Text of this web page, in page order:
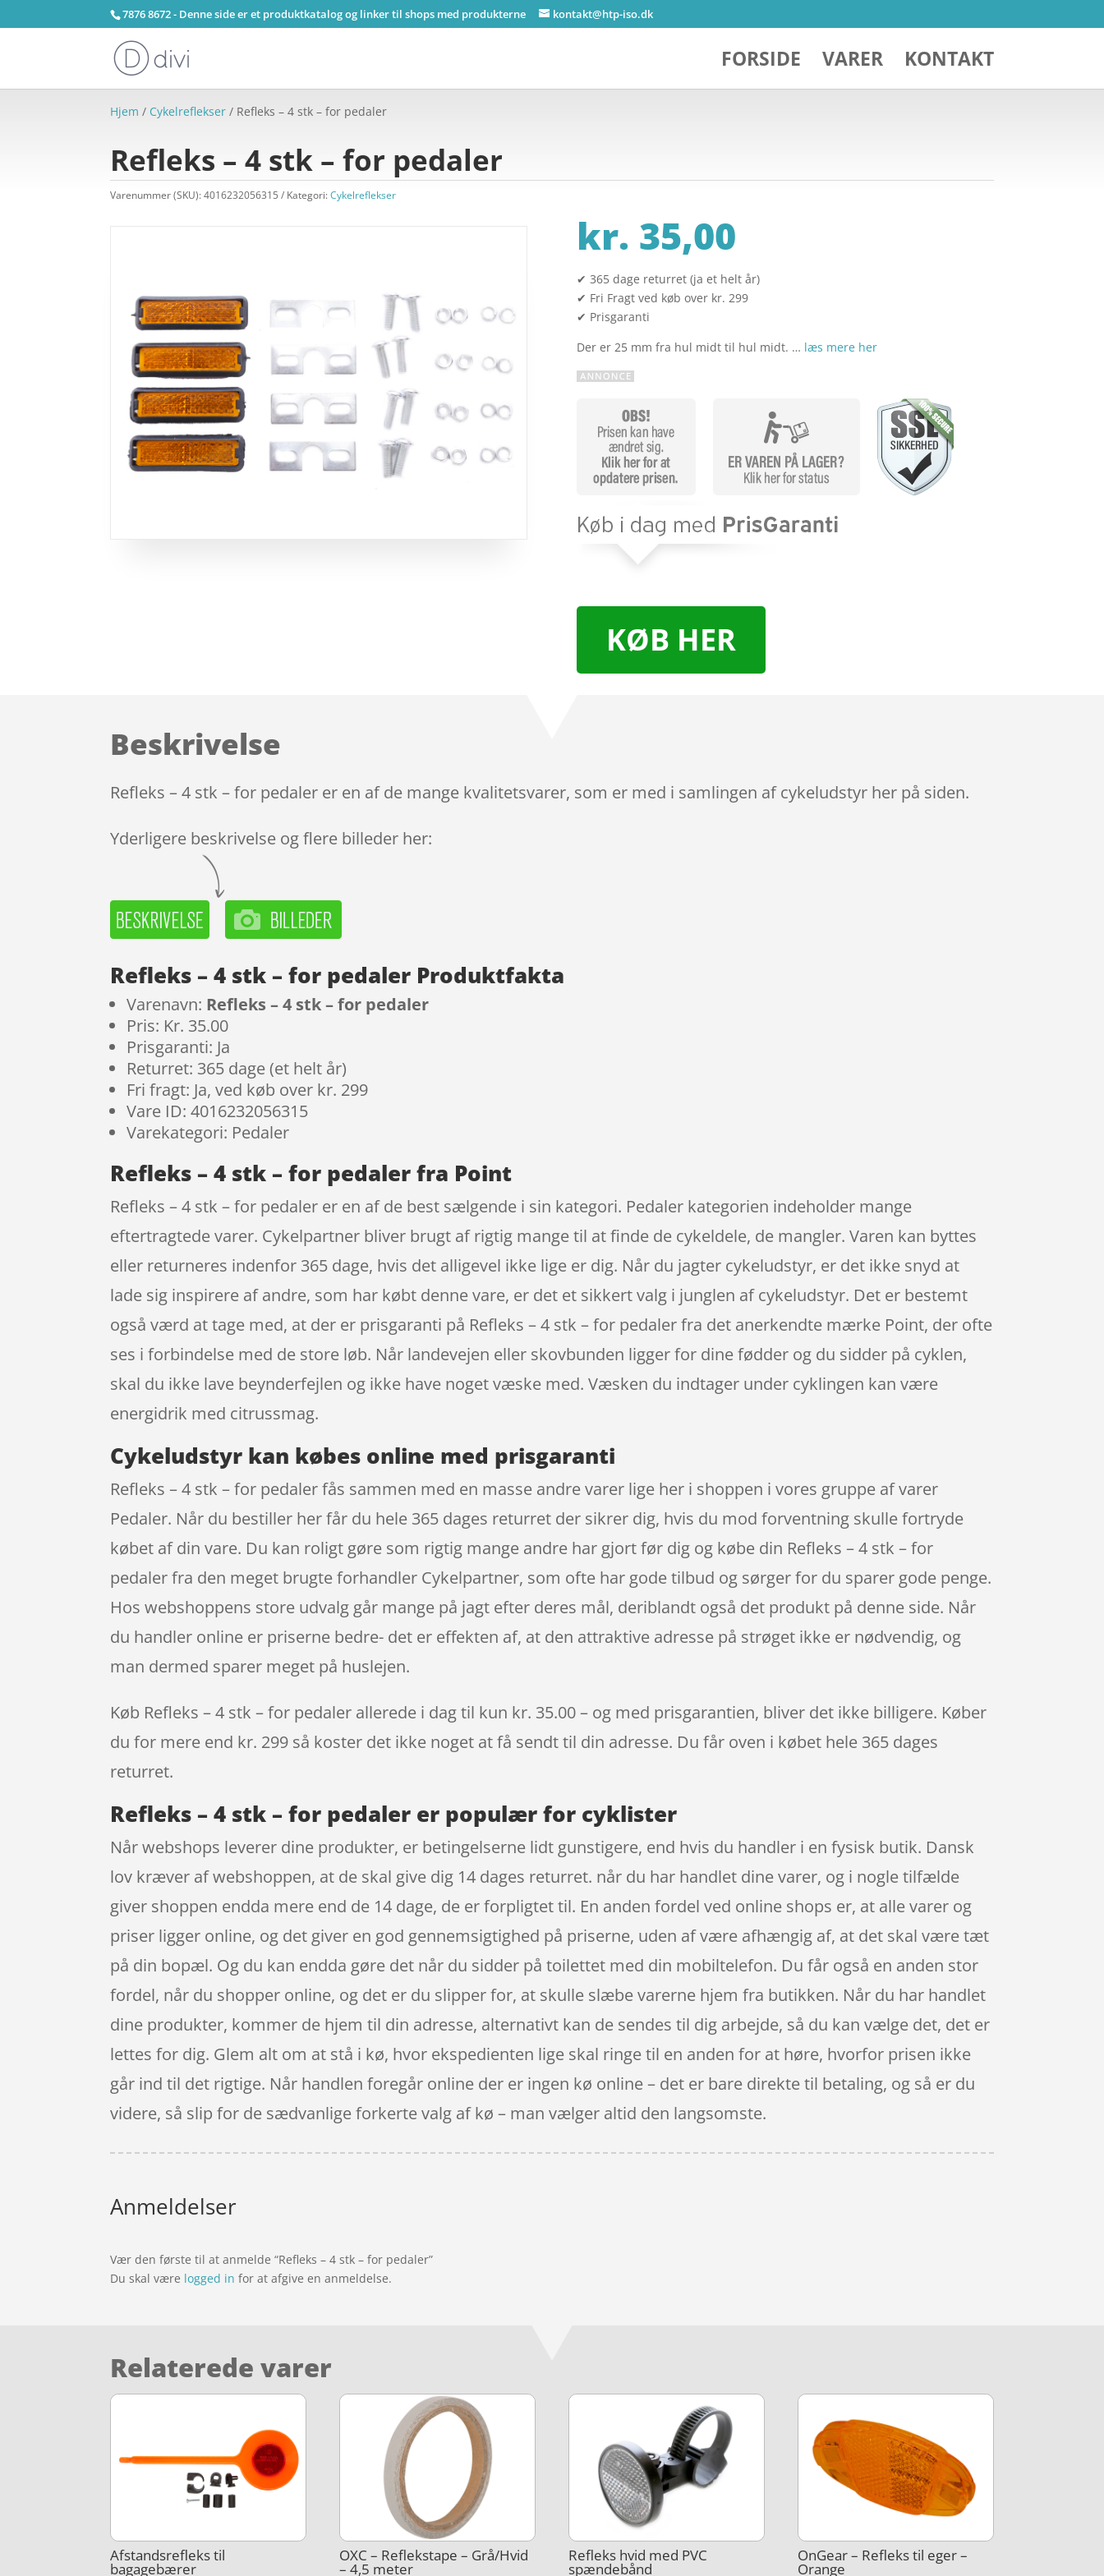
7876 8672 - Denne side er et produktkatalog og linker til shops med produkterne kontakt@htp-iso.dk
FORSIDE VARER KONTAKT
Hjem / Cykelreflekser / Refleks – 4 stk – for pedaler
Refleks – 4 stk – for pedaler
Varenummer (SKU):4016232056315 Kategori:Cykelreflekser
kr. 35,00
✔ 365 dage returret (ja et helt år)
✔ Fri Fragt ved køb over kr. 299
✔ Prisgaranti
Der er 25 mm fra hul midt til hul midt. … læs mere her
KØB HER
Beskrivelse
Refleks – 4 stk – for pedaler er en af de mange kvalitetsvarer, som er med i samlingen af cykeludstyr her på siden.
Yderligere beskrivelse og flere billeder her:
Refleks – 4 stk – for pedaler Produktfakta
Varenavn: Refleks – 4 stk – for pedaler
Pris: Kr. 35.00
Prisgaranti: Ja
Returret: 365 dage (et helt år)
Fri fragt: Ja, ved køb over kr. 299
Vare ID: 4016232056315
Varekategori: Pedaler
Refleks – 4 stk – for pedaler fra Point
Refleks – 4 stk – for pedaler er en af de best sælgende i sin kategori. Pedaler kategorien indeholder mange
eftertragtede varer. Cykelpartner bliver brugt af rigtig mange til at finde de cykeldele, de mangler. Varen kan byttes
eller returneres indenfor 365 dage, hvis det alligevel ikke lige er dig. Når du jagter cykeludstyr, er det ikke snyd at
lade sig inspirere af andre, som har købt denne vare, er det et sikkert valg i junglen af cykeludstyr. Det er bestemt
også værd at tage med, at der er prisgaranti på Refleks – 4 stk – for pedaler fra det anerkendte mærke Point, der ofte
ses i forbindelse med de store løb. Når landevejen eller skovbunden ligger for dine fødder og du sidder på cyklen,
skal du ikke lave beynderfejlen og ikke have noget væske med. Væsken du indtager under cyklingen kan være
energidrik med citrussmag.
Cykeludstyr kan købes online med prisgaranti
Refleks – 4 stk – for pedaler fås sammen med en masse andre varer lige her i shoppen i vores gruppe af varer
Pedaler. Når du bestiller her får du hele 365 dages returret der sikrer dig, hvis du mod forventning skulle fortryde
købet af din vare. Du kan roligt gøre som rigtig mange andre har gjort før dig og købe din Refleks – 4 stk – for
pedaler fra den meget brugte forhandler Cykelpartner, som ofte har gode tilbud og sørger for du sparer gode penge.
Hos webshoppens store udvalg går mange på jagt efter deres mål, deriblandt også det produkt på denne side. Når
du handler online er priserne bedre- det er effekten af, at den attraktive adresse på strøget ikke er nødvendig, og
man dermed sparer meget på huslejen.
Køb Refleks – 4 stk – for pedaler allerede i dag til kun kr. 35.00 – og med prisgarantien, bliver det ikke billigere. Køber
du for mere end kr. 299 så koster det ikke noget at få sendt til din adresse. Du får oven i købet hele 365 dages
returret.
Refleks – 4 stk – for pedaler er populær for cyklister
Når webshops leverer dine produkter, er betingelserne lidt gunstigere, end hvis du handler i en fysisk butik. Dansk
lov kræver af webshoppen, at de skal give dig 14 dages returret. når du har handlet dine varer, og i nogle tilfælde
giver shoppen endda mere end de 14 dage, de er forpligtet til. En anden fordel ved online shops er, at alle varer og
priser ligger online, og det giver en god gennemsigtighed på priserne, uden af være afhængig af, at det skal være tæt
på din bopæl. Og du kan endda gøre det når du sidder på toilettet med din mobiltelefon. Du får også en anden stor
fordel, når du shopper online, og det er du slipper for, at skulle slæbe varerne hjem fra butikken. Når du har handlet
dine produkter, kommer de hjem til din adresse, alternativt kan de sendes til dig arbejde, så du kan vælge det, det er
lettes for dig. Glem alt om at stå i kø, hvor ekspedienten lige skal ringe til en anden for at høre, hvorfor prisen ikke
går ind til det rigtige. Når handlen foregår online der er ingen kø online – det er bare direkte til betaling, og så er du
videre, så slip for de sædvanlige forkerte valg af kø – man vælger altid den langsomste.
Anmeldelser
Vær den første til at anmelde “Refleks – 4 stk – for pedaler”
Du skal være logged in for at afgive en anmeldelse.
Relaterede varer
Afstandsrefleks til
bagagebærer
OXC – Reflekstape – Grå/Hvid
– 4,5 meter
Refleks hvid med PVC
spændebånd
OnGear – Refleks til eger –
Orange